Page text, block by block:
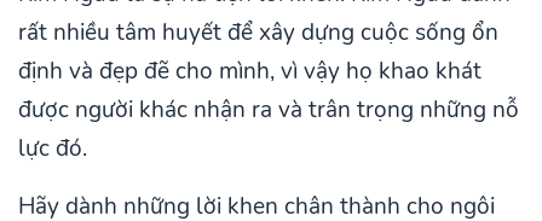
rất nhiều tâm huyết để xây dựng cuộc sống ổn
định và đẹp đẽ cho mình, vì vậy họ khao khát
được người khác nhận ra và trân trọng những nỗ
lực đó.
Hãy dành những lời khen chân thành cho ngôi